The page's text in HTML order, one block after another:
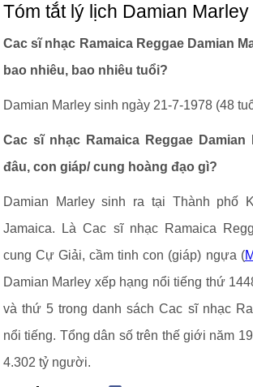
Tóm tắt lý lịch Damian Marley
Cac sĩ nhạc Ramaica Reggae Damian
bao nhiêu, bao nhiêu tuổi?
Damian Marley sinh ngày 21-7-1978 (48
Cac sĩ nhạc Ramaica Reggae Damian
đâu, con giáp/ cung hoàng đạo gì?
Damian Marley sinh ra tại Thành phố
Jamaica. Là Cac sĩ nhạc Ramaica
cung Cự Giải, cầm tinh con (giáp) ngựa (
Damian Marley xếp hạng nổi tiếng thứ
và thứ 5 trong danh sách Cac sĩ nhạc
nổi tiếng. Tổng dân số trên thế giới năm
4.302 tỷ người.